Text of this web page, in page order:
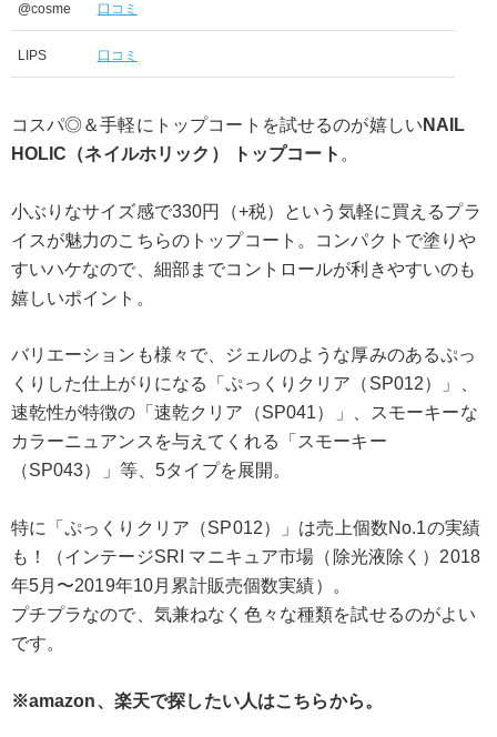
@cosme 口コミ
LIPS 口コミ
コスパ◎＆手軽にトップコートを試せるのが嬉しい NAIL
HOLIC（ネイルホリック） トップコート 。
小ぶりなサイズ感で330円（+税）という気軽に買えるプラ
イスが魅力のこちらのトップコート。コンパクトで塗りや
すいハケなので、細部までコントロールが利きやすいのも
嬉しいポイント。
バリエーションも様々で、ジェルのような厚みのあるぷっ
くりした仕上がりになる「ぷっくりクリア（SP012）」、
速乾性が特徴の「速乾クリア（SP041）」、スモーキーな
カラーニュアンスを与えてくれる「スモーキー
（SP043）」等、5タイプを展開。
特に「ぷっくりクリア（SP012）」は売上個数No.1の実績
も！（インテージSRI マニキュア市場（除光液除く）2018
年5月〜2019年10月累計販売個数実績）。
プチプラなので、気兼ねなく色々な種類を試せるのがよい
です。
※amazon、楽天で探したい人はこちらから。